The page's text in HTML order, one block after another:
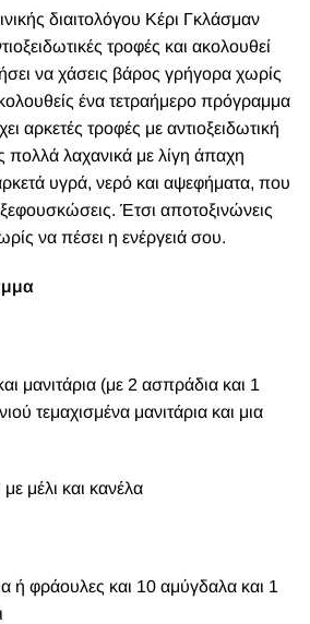
διαιτολόγου Κέρι Γκλάσμαν
τροφές και ακολουθεί
να χάσεις βάρος γρήγορα χωρίς
ένα τετραήμερο πρόγραμμα
αρκετές τροφές με αντιοξειδωτική
λαχανικά με λίγη άπαχη
υγρά, νερό και αψεφήματα, που
Έτσι αποτοξινώνεις
να πέσει η ενέργειά σου.
μανιτάρια (με 2 ασπράδια και 1
τεμαχισμένα μανιτάρια και μια
μέλι και κανέλα
ή φράουλες και 10 αμύγδαλα και 1